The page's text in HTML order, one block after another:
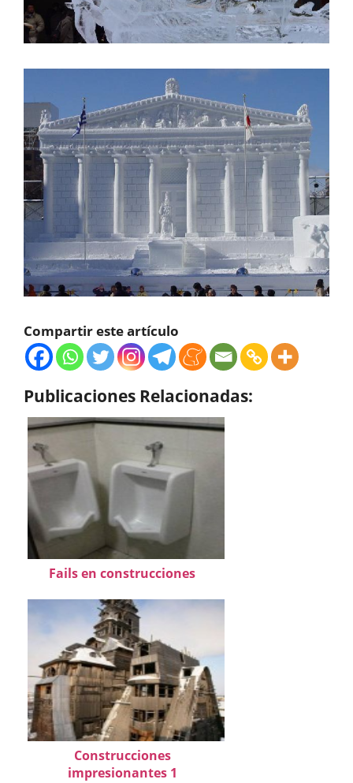
Compartir este artículo
Publicaciones Relacionadas:
Fails en construcciones
Construcciones
impresionantes 1